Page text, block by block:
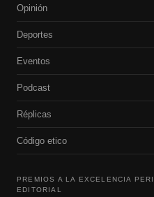
Opinión
Deportes
Eventos
Podcast
Réplicas
Código etico
PREMIOS A LA EXCELENCIA
EDITORIAL